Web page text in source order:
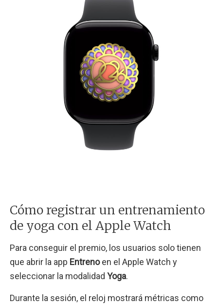
Cómo registrar un entrenamiento
de yoga con el Apple Watch
Para conseguir el premio, los usuarios solo tienen
que abrir la app Entrenoen el Apple Watch y
seleccionar la modalidad Yoga.
Durante la sesión, el reloj mostrará métricas como